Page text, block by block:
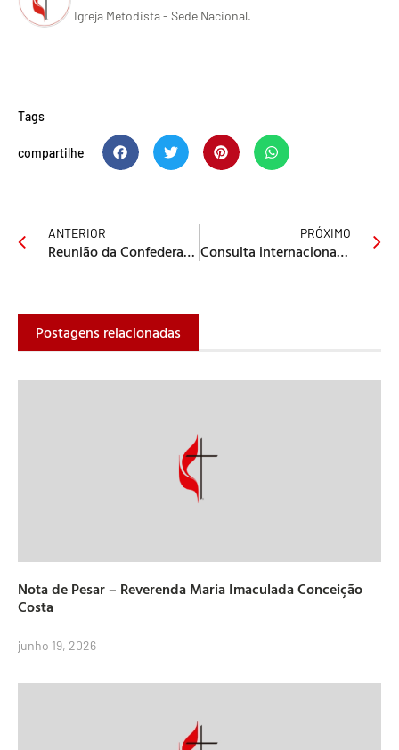
Igreja Metodista - Sede Nacional.
Tags
compartilhe
ANTERIOR
Reunião da Confederação de Mulheres Metodistas do Brasil 14 e 15 de junho de 2012 UMESP
PRÓXIMO
Consulta internacional une metodismo no Brasil e Alemanha
Postagens relacionadas
Nota de Pesar – Reverenda Maria Imaculada Conceição
Costa
junho 19, 2026